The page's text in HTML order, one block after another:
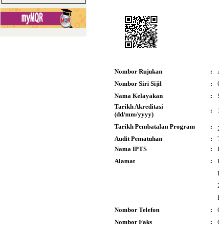
Nombor Rujukan :
Nombor Siri Sijil
:
Nama Kelayakan
:
Tarikh Akreditasi
(dd/mm/yyyy)
:
Tarikh Pembatalan Program :
Audit Pematuhan
:
Nama IPTS
:
Alamat
:
Nombor Telefon
:
Nombor Faks
: